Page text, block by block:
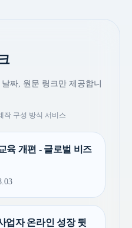
짜, 원문 링크만 제공합니
작 구성 방식 서비스
육 개편 - 글로벌 비즈
업자 온라인 성장 뒷